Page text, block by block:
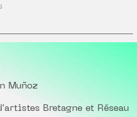
Muñoz
Bretagne et Réseau